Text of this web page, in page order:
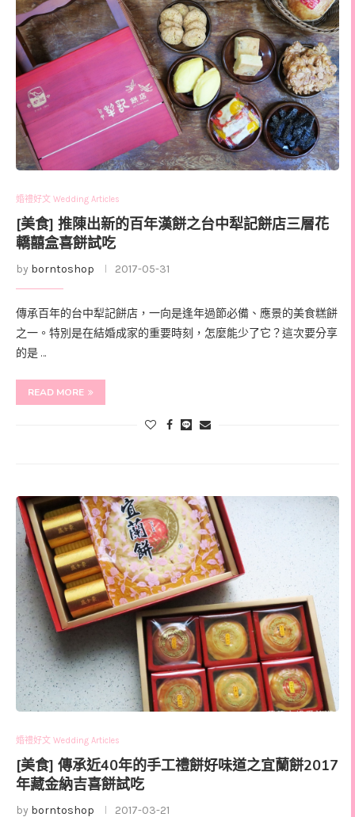
婚禮好文 Wedding Articles
[美食] 推陳出新的百年漢餅之台中犁記餅店三層花
轎囍盒喜餅試吃
by borntoshop 2017-05-31
傳承百年的台中犁記餅店，一向是逢年過節必備、應景的美食糕餅
之一。特別是在結婚成家的重要時刻，怎麼能少了它？這次要分享
的是 …
READ MORE
婚禮好文 Wedding Articles
[美食] 傳承近40年的手工禮餅好味道之宜蘭餅2017
年藏金納吉喜餅試吃
by borntoshop 2017-03-21